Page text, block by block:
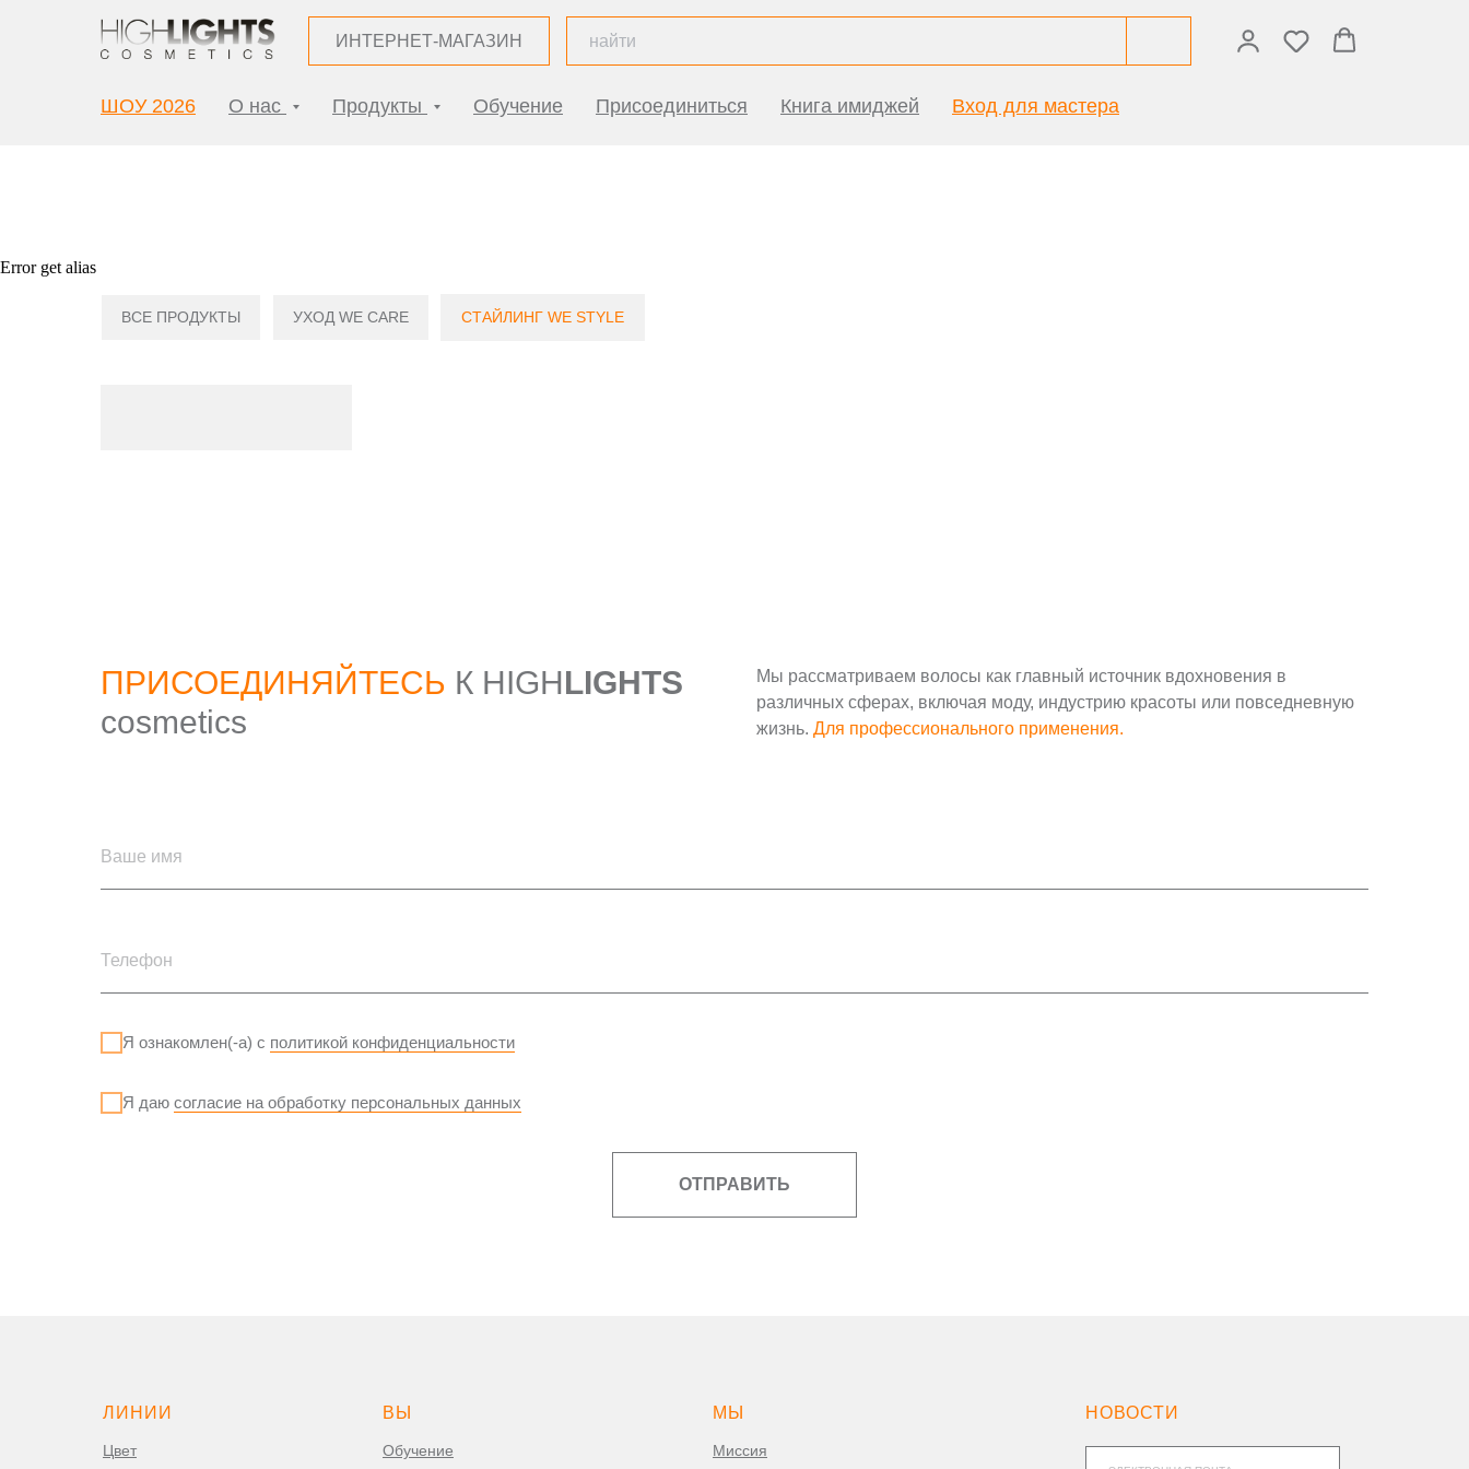
ИНТЕРНЕТ-МАГАЗИН
ШОУ 2026 О нас Продукты Обучение Присоединиться Книга имиджей Вход для мастера
Error get alias
ВСЕ ПРОДУКТЫ УХОД WE CARE СТАЙЛИНГ WE STYLE
ПРИСОЕДИНЯЙТЕСЬ К HIGHLIGHTS
cosmetics
Мы рассматриваем волосы как главный источник вдохновения в
различных сферах, включая моду, индустрию красоты или повседневную
жизнь. Для профессионального применения.
Я ознакомлен(-а) с политикой конфиденциальности
Я даю согласие на обработку персональных данных
ОТПРАВИТЬ
ЛИНИИ
Цвет
ВЫ
Обучение
МЫ
Миссия
НОВОСТИ